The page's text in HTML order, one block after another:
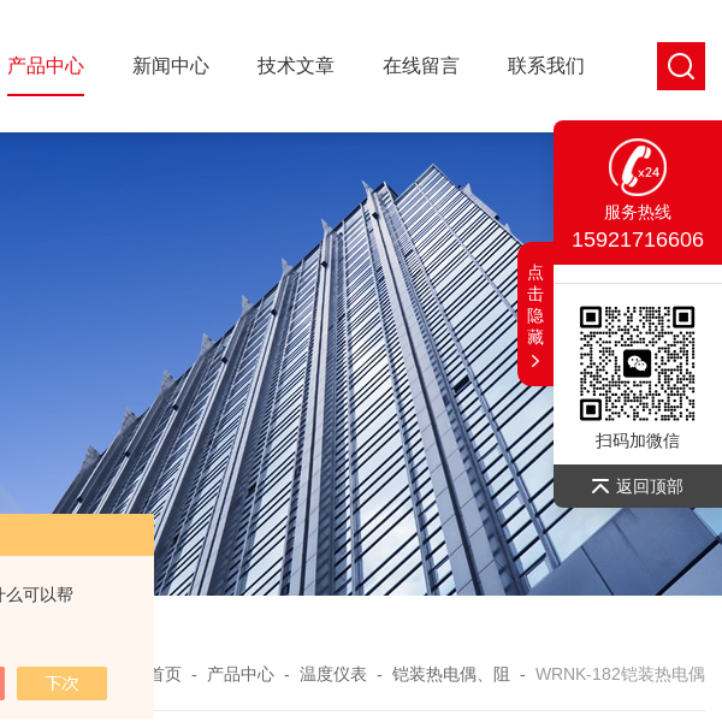
么可以帮
产品中心 新闻中心 技术文章 在线留言 联系我们
您的位置： 首页 - 产品中心 - 温度仪表 - 铠装热电偶、阻 - WRNK-182铠装热电偶
服务热线
15921716606
扫码加微信
返回顶部
点
击
隐
藏